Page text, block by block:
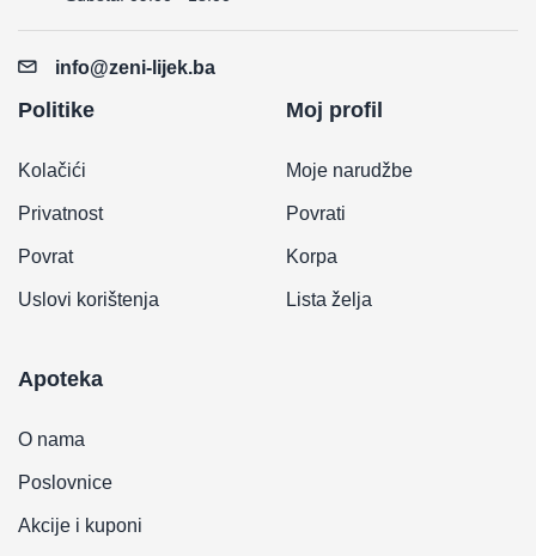
info@zeni-lijek.ba
Politike
Kolačići
Privatnost
Povrat
Uslovi korištenja
Moj profil
Moje narudžbe
Povrati
Korpa
Lista želja
Apoteka
O nama
Poslovnice
Akcije i kuponi